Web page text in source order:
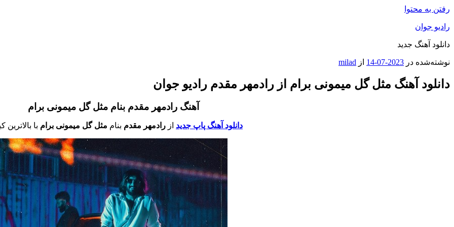
رفتن به محتوا
رادیو جوان
دانلود آهنگ جدید
نوشته‌شده در 2023-07-14 از milad
دانلود آهنگ مثل گل میمونی برام از رادمهر مقدم رادیو جوان
آهنگ رادمهر مقدم بنام مثل گل میمونی برام
دانلود آهنگ پاپ جدید از رادمهر مقدم بنام مثل گل میمونی برام با بالاترین